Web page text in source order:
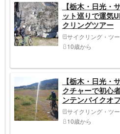
【栃木・日光・
ット巡りで運気
クリングツアー
サイクリング・ツ
10歳から
【栃木・日光・
クチャーで初心
ンテンバイクオ
サイクリング・ツ
10歳から